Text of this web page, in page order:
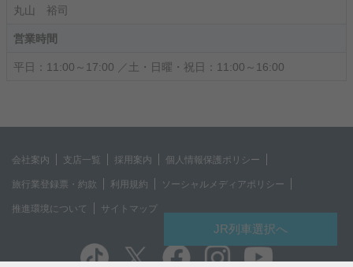
JR列車選択へ
丸山 裕司
営業時間
平日：11:00～17:00 ／土・日曜・祝日：11:00～16:00
会社案内 支店一覧 採用案内 個人情報保護ポリシー
旅行業登録票・約款 利用規約 ソーシャルメディアポリシー
推進環境について サイトマップ